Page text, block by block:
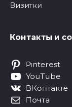
Визитки
Контакты и
Pinterest
YouTube
ВКонтакте
Почта